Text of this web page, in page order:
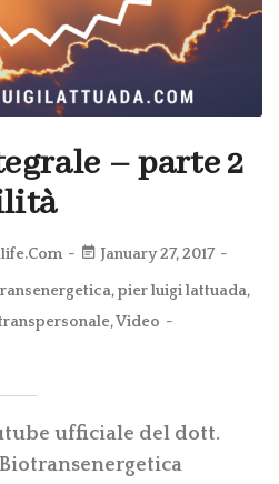
– parte 2
January 27, 2017
,pier luigi lattuada,
,Video
ufficiale del dott.